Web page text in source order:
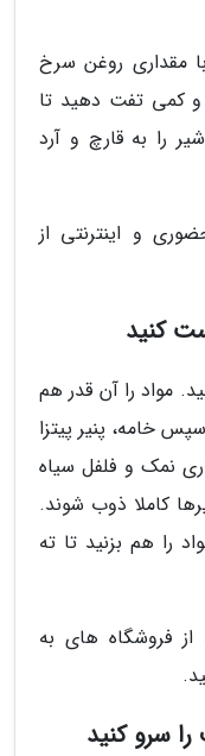
مقداری روغن سرخ
و کمی تفت دهید تا
را به قارچ و آرد
و اینترنتی از
کنید
مواد را آن قدر هم
خامه، پنیر پیتزا
نمک و فلفل سیاه
کاملا ذوب شوند.
را هم بزنید تا ته
فروشگاه های به
سرو کنید